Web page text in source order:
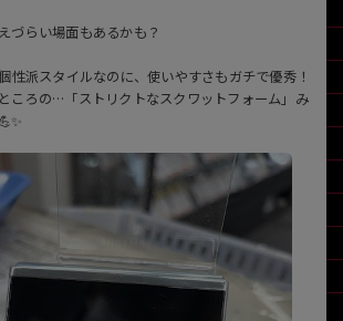
づらい場面もあるかも？
性派スタイルなのに、使いやすさもガチで優秀！
ころの…「ストリクトなスクワットフォーム」み